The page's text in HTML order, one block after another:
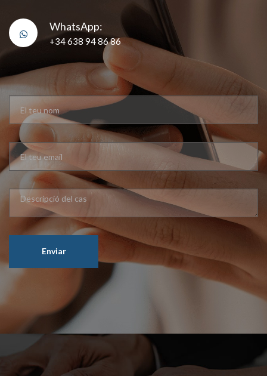
WhatsApp:
+34 638 94 86 86